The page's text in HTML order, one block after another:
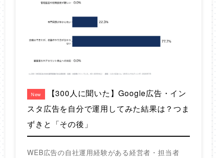
New
【300人に聞いた】Google広告・イン
スタ広告を自分で運用してみた結果は？つま
ずきと「その後」
WEB広告の自社運用経験がある経営者・担当者